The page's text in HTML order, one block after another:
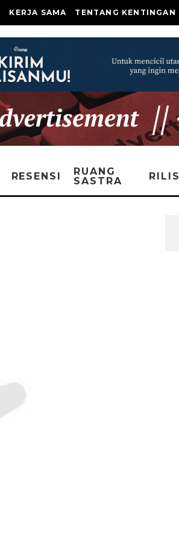
KERJA SAMA TENTANG KENTINGAN
RESENSI
RUANG
SASTRA
RILIS